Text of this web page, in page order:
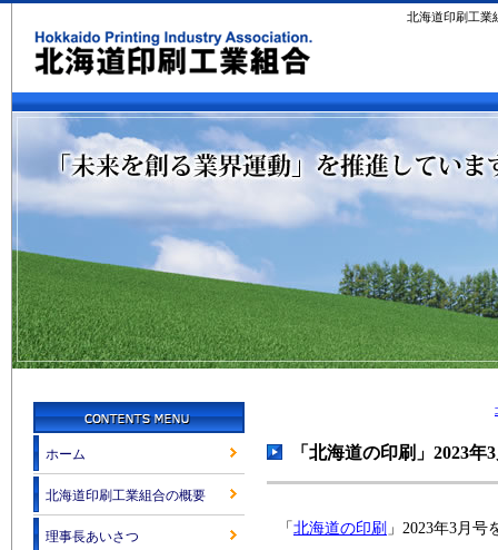
北海道印刷工業
「北海道の印刷」2023
「 北海道の印刷 」2023年3月
ホーム
北海道印刷工業組合の概要
理事長あいさつ